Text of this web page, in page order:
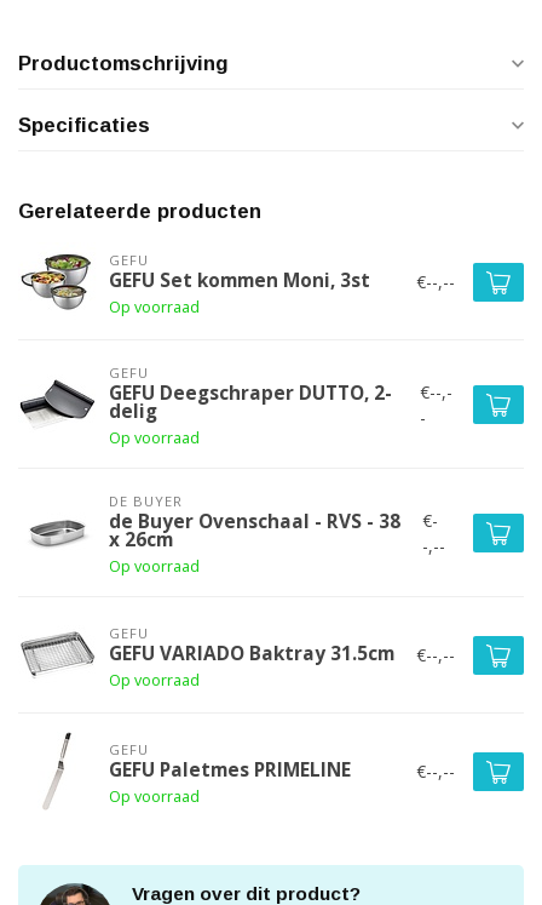
Productomschrijving
Specificaties
Gerelateerde producten
GEFU
GEFU Set kommen Moni, 3st
Op voorraad
€--,--
GEFU
GEFU Deegschraper DUTTO, 2-
delig
Op voorraad
€--,-
-
DE BUYER
de Buyer Ovenschaal - RVS - 38
x 26cm
Op voorraad
€-
-,--
GEFU
GEFU VARIADO Baktray 31.5cm
Op voorraad
€--,--
GEFU
GEFU Paletmes PRIMELINE
Op voorraad
€--,--
Vragen over dit product?